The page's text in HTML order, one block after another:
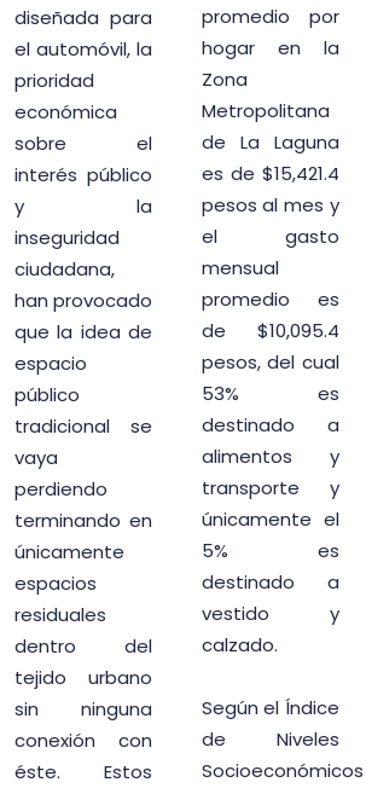
diseñada para
el automóvil, la
prioridad
económica
sobre el
interés público
y la
inseguridad
ciudadana,
han provocado
que la idea de
espacio
público
tradicional se
vaya
perdiendo
terminando en
únicamente
espacios
residuales
dentro del
tejido urbano
sin ninguna
conexión con
éste. Estos
promedio por
hogar en la
Zona
Metropolitana
de La Laguna
es de $15,421.4
pesos al mes y
el gasto
mensual
promedio es
de $10,095.4
pesos, del cual
53% es
destinado a
alimentos y
transporte y
únicamente el
5% es
destinado a
vestido y
calzado.
Según el Índice
de Niveles
Socioeconómicos